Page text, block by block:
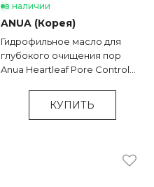
в наличии
ANUA (Корея)
Гидрофильное масло для
глубокого очищения пор
Anua Heartleaf Pore Control
КУПИТЬ